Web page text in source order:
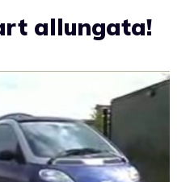
allungata!